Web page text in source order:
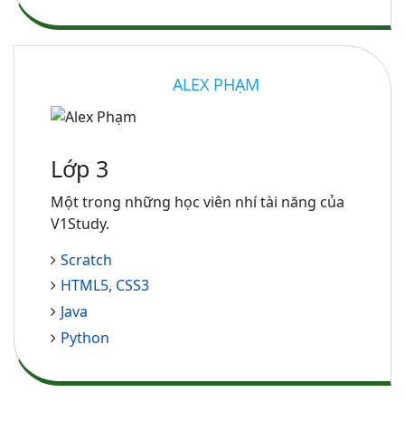
ALEX PHẠM
Lớp 3
Một trong những học viên nhí tài năng của
V1Study.
Scratch
HTML5, CSS3
Java
Python